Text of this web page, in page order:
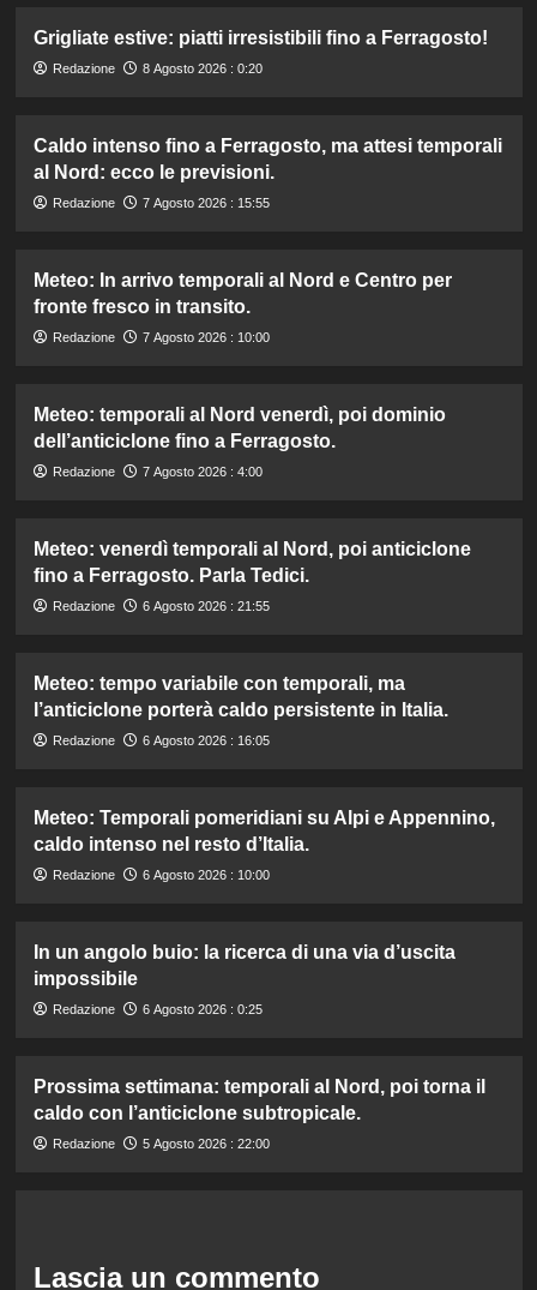
Grigliate estive: piatti irresistibili fino a Ferragosto!
Redazione 8 Agosto 2026 : 0:20
Caldo intenso fino a Ferragosto, ma attesi temporali
al Nord: ecco le previsioni.
Redazione 7 Agosto 2026 : 15:55
Meteo: In arrivo temporali al Nord e Centro per
fronte fresco in transito.
Redazione 7 Agosto 2026 : 10:00
Meteo: temporali al Nord venerdì, poi dominio
dell’anticiclone fino a Ferragosto.
Redazione 7 Agosto 2026 : 4:00
Meteo: venerdì temporali al Nord, poi anticiclone
fino a Ferragosto. Parla Tedici.
Redazione 6 Agosto 2026 : 21:55
Meteo: tempo variabile con temporali, ma
l’anticiclone porterà caldo persistente in Italia.
Redazione 6 Agosto 2026 : 16:05
Meteo: Temporali pomeridiani su Alpi e Appennino,
caldo intenso nel resto d’Italia.
Redazione 6 Agosto 2026 : 10:00
In un angolo buio: la ricerca di una via d’uscita
impossibile
Redazione 6 Agosto 2026 : 0:25
Prossima settimana: temporali al Nord, poi torna il
caldo con l’anticiclone subtropicale.
Redazione 5 Agosto 2026 : 22:00
Lascia un commento